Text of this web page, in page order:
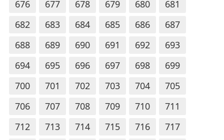
676
677 678 679 680
681
682
683 684 685 686
687
688
689 690 691 692
693
694
695 696 697 698
699
700
701 702 703 704
705
706
707 708 709 710
711
712
713 714 715 716
717